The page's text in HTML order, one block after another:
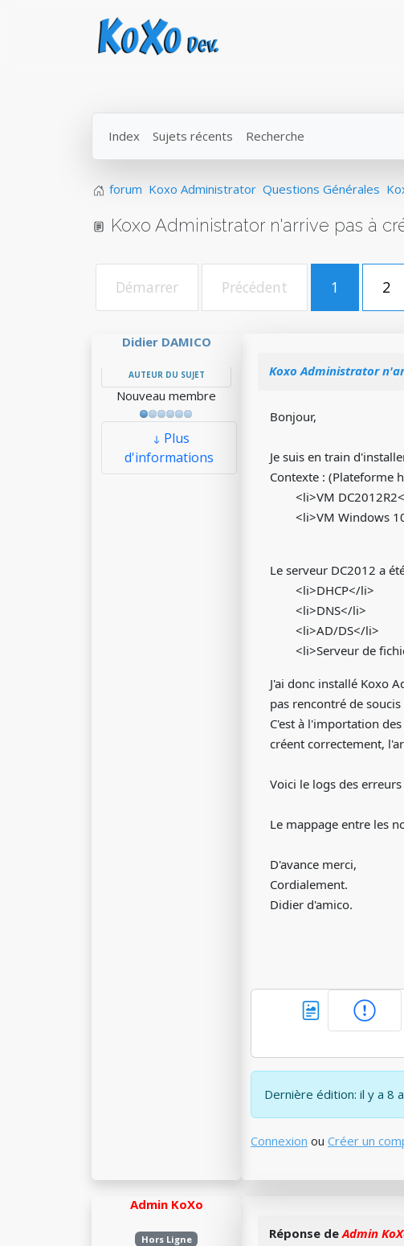
Index Sujets récents Recherche
forum Koxo Administrator Questions Générales
Koxo Administrator n'arrive pas à
Démarrer Précédent 1 2
Didier DAMICO
AUTEUR DU SUJET
Nouveau membre
Plus
d'informations
Koxo Administrator
Bonjour,
Je suis en train
Contexte : (Plateforme
<li>VM
<li>VM Windows
Le serveur DC2012 a
<li>DHCP</li>
<li>DNS</li>
<li>AD/DS</li>
<li>Serveur de
J'ai donc installé Koxo
pas rencontré de
C'est à l'importation
créent correctement,
Voici le logs des
Le mappage entre les
D'avance merci,
Cordialement.
Didier d'amico.
Dernière édition: il y a 8
Connexion ou Créer un
Admin KoXo
Hors Ligne Réponse deAdmin